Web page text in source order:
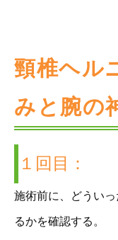
頸椎ヘル
みと腕の
１回目：
施術前に、どうい
るかを確認する。